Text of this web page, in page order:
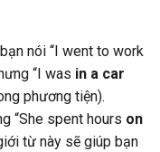
nói “I went to work
“I was in a car
phương tiện).
“She spent hours on
từ này sẽ giúp bạn